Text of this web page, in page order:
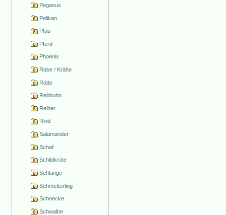
Pegasus
Pelikan
Pfau
Pferd
Phoenix
Rabe / Krähe
Ratte
Rebhuhn
Reiher
Rind
Salamander
Schaf
Schildkröte
Schlange
Schmetterling
Schnecke
Schwalbe